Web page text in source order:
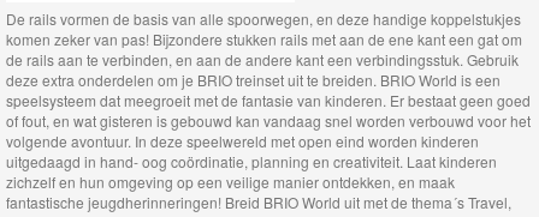
Brio
Bruggen
Brio
lokomotieven
Brio
De rails vormen de basis van alle spoorwegen, en deze handige koppelstukjes
komen zeker van pas! Bijzondere stukken rails met aan de ene kant een gat om
de rails aan te verbinden, en aan de andere kant een verbindingsstuk. Gebruik
deze extra onderdelen om je BRIO treinset uit te breiden. BRIO World is een
speelsysteem dat meegroeit met de fantasie van kinderen. Er bestaat geen goed
of fout, en wat gisteren is gebouwd kan vandaag snel worden verbouwd voor het
volgende avontuur. In deze speelwereld met open eind worden kinderen
uitgedaagd in hand- oog coördinatie, planning en creativiteit. Laat kinderen
zichzelf en hun omgeving op een veilige manier ontdekken, en maak
fantastische jeugdherinneringen! Breid BRIO World uit met de thema´s Travel,